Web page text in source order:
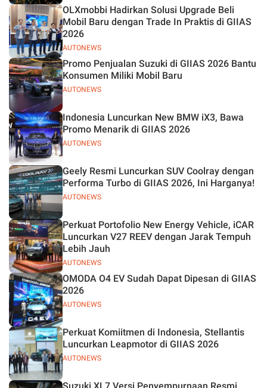
AUTONEWS
OLXmobbi Hadirkan Solusi Upgrade Beli
Mobil Baru dengan Trade In Praktis di GIIAS
2026
AUTONEWS
Promo Penjualan Suzuki di GIIAS 2026 Bantu
Konsumen Miliki Mobil Baru
AUTONEWS
Indonesia Luncurkan New BMW iX3, Bawa
Promo Menarik di GIIAS 2026
AUTONEWS
Geely Resmi Luncurkan SUV Coolray dengan
Performa Turbo di GIIAS 2026, Ini Harganya!
AUTONEWS
Perkuat Portofolio New Energy Vehicle, iCAR
Luncurkan V27 REEV dengan Jarak Tempuh
Lebih Jauh
AUTONEWS
OMODA O4 EV Sudah Dapat Dipesan di GIIAS
2026
AUTONEWS
Perkuat Komiitmen di Indonesia, Stellantis
Luncurkan Leapmotor di GIIAS 2026